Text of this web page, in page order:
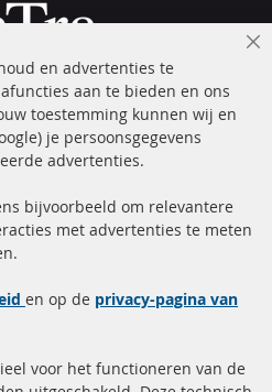
Kundenservice
Verzendingskosten
en advertenties te
aan te bieden en ons
toestemming kunnen wij en
je persoonsgegevens
advertenties.
bijvoorbeeld om relevantere
met advertenties te meten
en op de privacy-pagina van
voor het functioneren van de